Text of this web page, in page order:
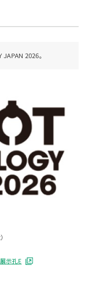
2026。
示孔E